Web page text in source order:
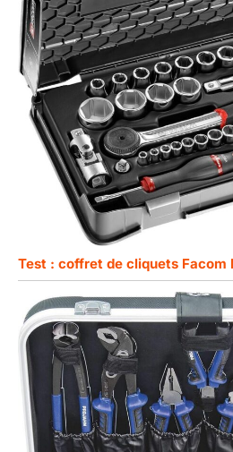
Test : coffret de cliquets Facom